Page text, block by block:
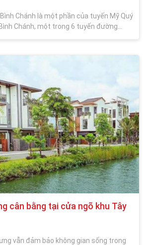
Chánh là một phần của tuyến Mỹ Quý
Chánh, một trong 6 tuyến đường
tổng chiều dài 6,2 km. Trong đó, dự án
nhất được khởi công sáng nay dài 4,5
tỉnh 830 đến ranh giới huyện Bình
nghiệp là Prodezi Long An và Tandoland
cân bằng tại cửa ngõ khu Tây
vẫn đảm bảo không gian sống trong